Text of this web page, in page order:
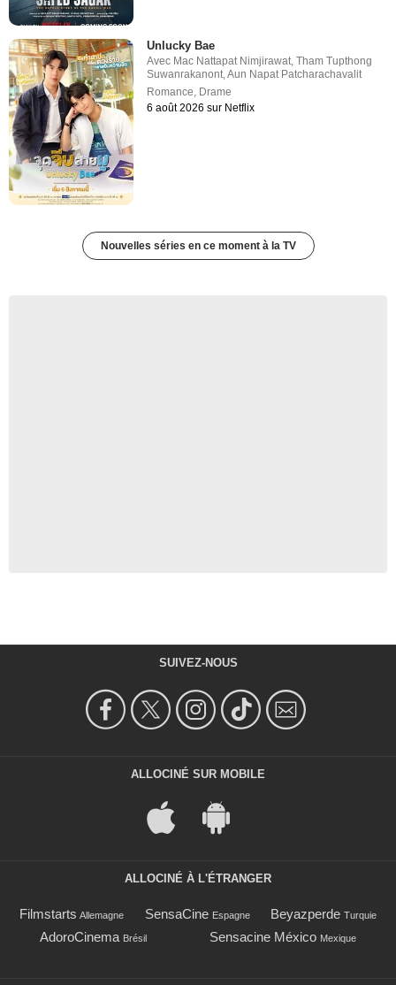
Unlucky Bae
Avec Mac Nattapat Nimjirawat,Tham Tupthong
Suwanrakanont,Aun Napat Patcharachavalit
Romance, Drame
6 août 2026 sur Netflix
Nouvelles séries en ce moment à la TV
SUIVEZ-NOUS
ALLOCINÉ SUR MOBILE
ALLOCINÉ À L'ÉTRANGER
Filmstarts Allemagne SensaCine Espagne Beyazperde Turquie
AdoroCinema Brésil Sensacine México Mexique